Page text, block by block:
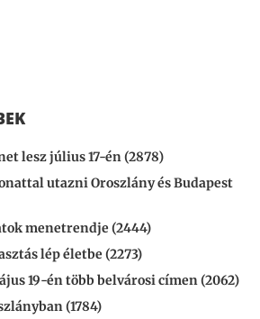
lesz július 17-én (2878)
utazni Oroszlány és Budapest
menetrendje (2444)
lép életbe (2273)
19-én több belvárosi címen (2062)
(1784)